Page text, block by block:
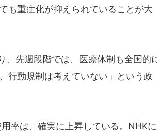
も重症化が抑えられていることが大
先週段階では、医療体制も全国的
行動規制は考えていない」という政
率は、確実に上昇している。NHKに